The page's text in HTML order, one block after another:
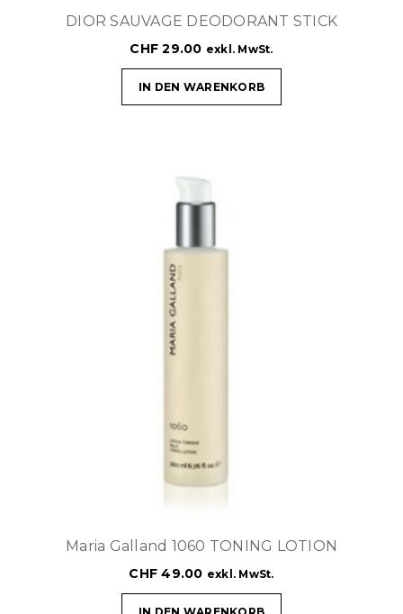
DIOR SAUVAGE DEODORANT STICK
CHF 29.00 exkl. MwSt.
IN DEN WARENKORB
Maria Galland 1060 TONING LOTION
CHF 49.00 exkl. MwSt.